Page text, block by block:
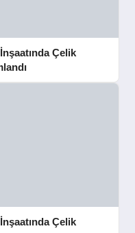
Çelik
Çelik